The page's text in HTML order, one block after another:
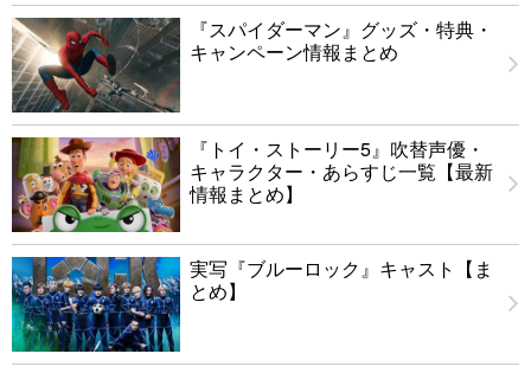
『スパイダーマン』グッズ・特典・
キャンペーン情報まとめ
『トイ・ストーリー5』吹替声優・
キャラクター・あらすじ一覧【最新
情報まとめ】
実写『ブルーロック』キャスト【ま
とめ】